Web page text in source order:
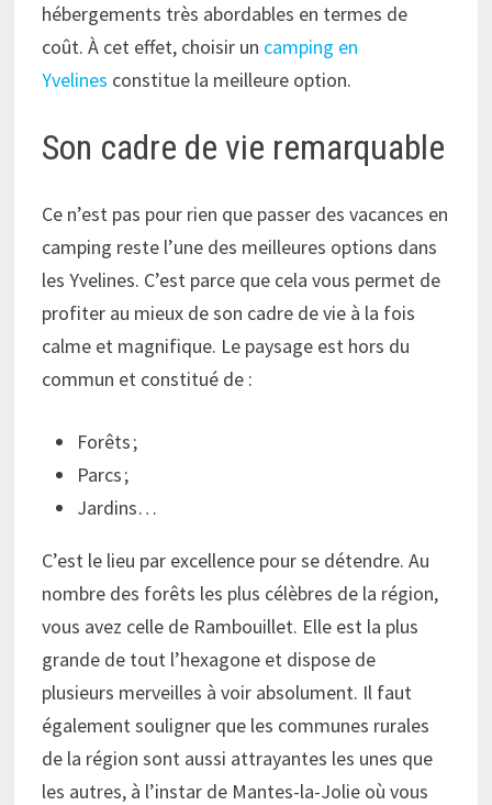
hébergements très abordables en termes de
coût. À cet effet, choisir un camping en
Yvelines constitue la meilleure option.
Son cadre de vie remarquable
Ce n’est pas pour rien que passer des vacances en
camping reste l’une des meilleures options dans
les Yvelines. C’est parce que cela vous permet de
profiter au mieux de son cadre de vie à la fois
calme et magnifique. Le paysage est hors du
commun et constitué de :
Forêts ;
Parcs ;
Jardins…
C’est le lieu par excellence pour se détendre. Au
nombre des forêts les plus célèbres de la région,
vous avez celle de Rambouillet. Elle est la plus
grande de tout l’hexagone et dispose de
plusieurs merveilles à voir absolument. Il faut
également souligner que les communes rurales
de la région sont aussi attrayantes les unes que
les autres, à l’instar de Mantes-la-Jolie où vous